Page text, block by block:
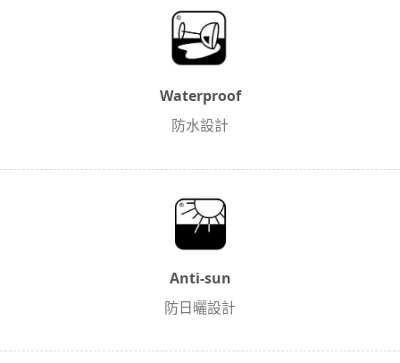
Waterproof
防水設計
Anti-sun
防日曬設計